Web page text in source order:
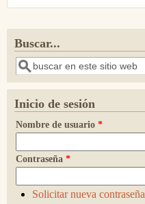
Buscar...
Buscar
Inicio de sesión
Nombre de usuario *
Contraseña *
Solicitar nueva contraseña